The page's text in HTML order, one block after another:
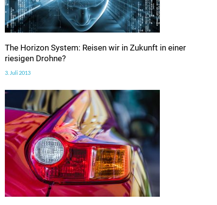
The Horizon System: Reisen wir in Zukunft in einer
riesigen Drohne?
3. Juli 2013